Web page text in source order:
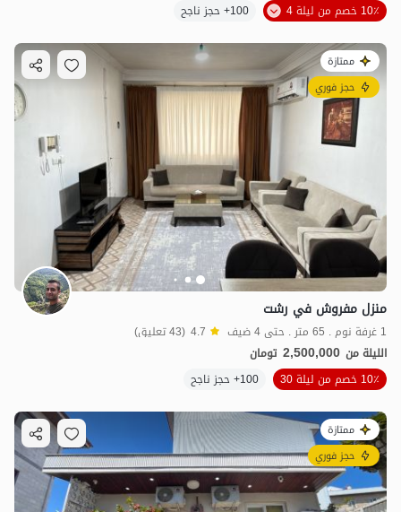
10٪ خصم من ليلة 4
100+ حجز ناجح
ممتازة
حجز فوري
منزل مفروش في رشت
1 غرفة نوم . 65 متر . حتى 4 ضيف 4.7 (43 تعليق)
الليلة من 2,500,000 تومان
10٪ خصم من ليلة 30
100+ حجز ناجح
ممتازة
حجز فوري